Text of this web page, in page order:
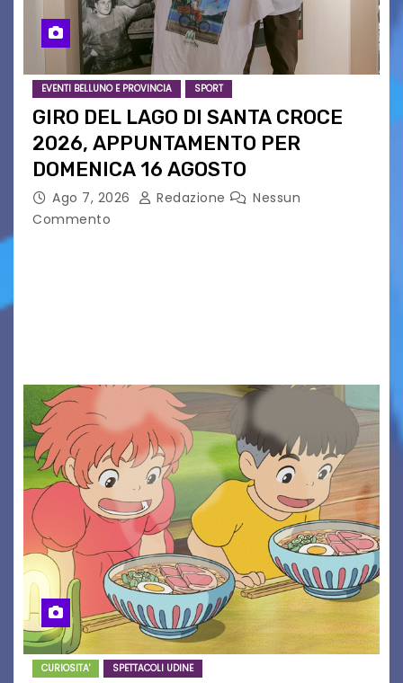
EVENTI BELLUNO E PROVINCIA SPORT
GIRO DEL LAGO DI SANTA CROCE
2026, APPUNTAMENTO PER
DOMENICA 16 AGOSTO
Ago 7, 2026 Redazione
Nessun
Commento
CURIOSITA' SPETTACOLI UDINE